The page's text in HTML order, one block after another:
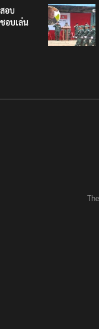
อบ
อบเล่น
อ